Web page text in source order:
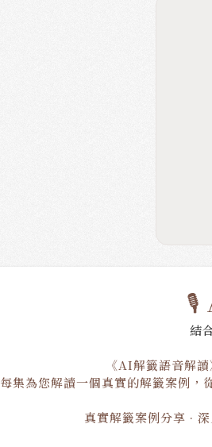
🎙️
結
《AI解籤語音解
每集為您解讀一個真實的解籤案例，
真實解籤案例分享 ·